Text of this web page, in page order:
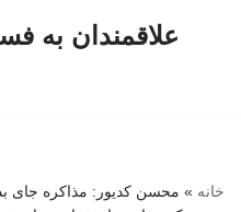
علاقمندان به
خانه » محسن کدیور: مذاکره جای